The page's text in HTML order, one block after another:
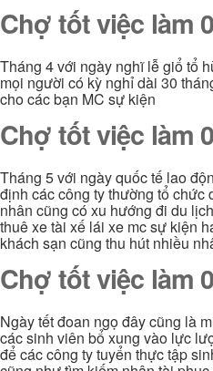
Chợ tốt việc làm
Tháng 4 với ngày nghĩ lễ giổ tổ
mọi người có kỳ nghỉ dài 30
cho các bạn MC sự kiện
Chợ tốt việc làm
Tháng 5 với ngày quốc tế lao
định các công ty thường tổ chức
nhân cũng có xu hướng đi du
thuê xe tài xế lái xe mc sự kiện
khách sạn cũng thu hút nhiều
Chợ tốt việc làm
Ngày tết đoan ngọ đây cũng là
các sinh viên bổ xung vào lực
để các công ty tuyển thực tập